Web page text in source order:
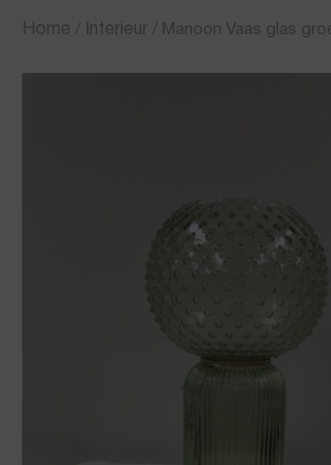
Home / Interieur / Manoon Vaas glas